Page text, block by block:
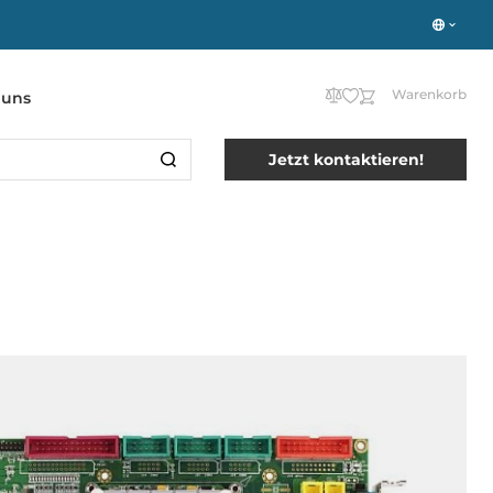
Warenkorb
Jetzt kontaktieren!